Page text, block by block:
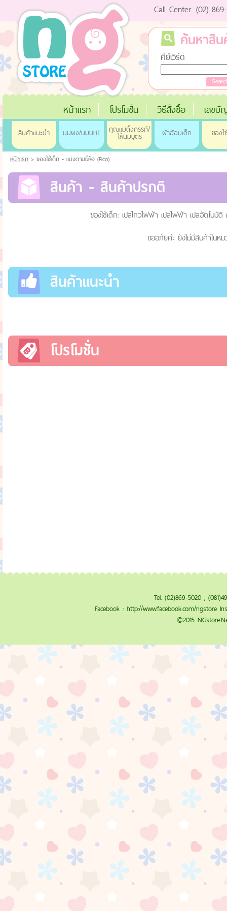
Call Center: (02)
ค้นหาสิน
คีย์เวิร์ด
หน้าแรก โปรโมชั่น วิธีสั่งซื้อ เลขบั
สินค้าแนะนำ นมผง/นมUHT คุณแม่ตั้งครรภ์/
ให้นมบุตร ผ้าอ้อมเด็ก ของใ
หน้าแรก > ของใช้เด็ก - แบ่งตามยี่่ห้อ (Fico)
สินค้า - สินค้าปรกติ
ของใช้เด็ก: เปลไกวไฟฟ้า เปลไฟฟ้า เปลอัตโน
ขออภัยค่ะ ยังไม่มีสินค้าในห
สินค้าแนะนำ
โปรโมชั่น
Tel. (02)869-5020 ,
Facebook : http://www.facebook.com/ngstore
©2015